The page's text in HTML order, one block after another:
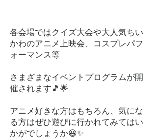
各会場ではクイズ大会や大人気ちい
かわのアニメ上映会、コスプレパフ
ォーマンス等
さまざまなイベントプログラムが開
催されます🎵🌟
アニメ好きな方はもちろん、気にな
る方はぜひ遊びに行かれてみてはい
かがでしょうか😆✨